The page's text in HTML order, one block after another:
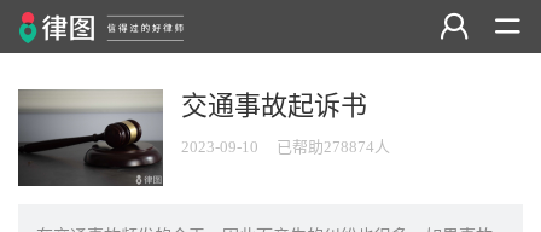
交通事故起诉书
2023-09-10 已帮助278874人